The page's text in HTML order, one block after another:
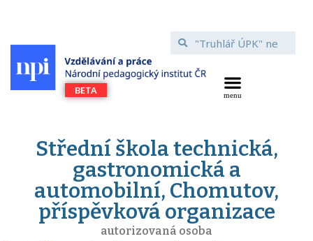
Střední škola technická,
gastronomická a
automobilní, Chomutov,
příspěvková organizace
autorizovaná osoba